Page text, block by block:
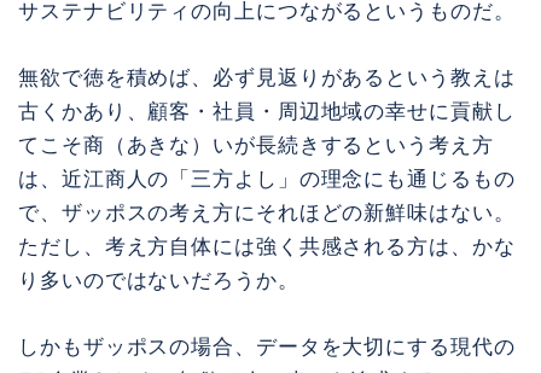
サステナビリティの向上につながるというものだ。
無欲で徳を積めば、必ず見返りがあるという教えは
古くかあり、顧客・社員・周辺地域の幸せに貢献し
てこそ商（あきな）いが長続きするという考え方
は、近江商人の「三方よし」の理念にも通じるもの
で、ザッポスの考え方にそれほどの新鮮味はない。
ただし、考え方自体には強く共感される方は、かな
り多いのではないだろうか。
しかもザッポスの場合、データを大切にする現代の